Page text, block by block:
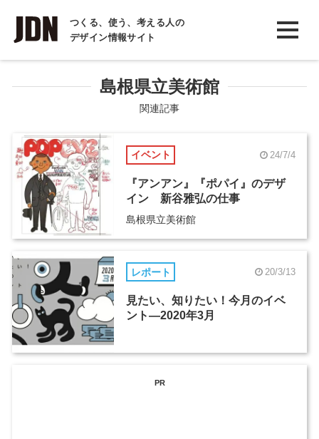
つくる、使う、考える人の
デザイン情報サイト
INTERVIEW
インタビュー
REPORT
COLUMN
コラム
島根県立美術館
関連記事
イベント 24/7/4
『アンアン』『ポパイ』のデザ
イン 新谷雅弘の仕事
島根県立美術館
レポート 20/3/13
見たい、知りたい！今月のイベ
ント―2020年3月
PR